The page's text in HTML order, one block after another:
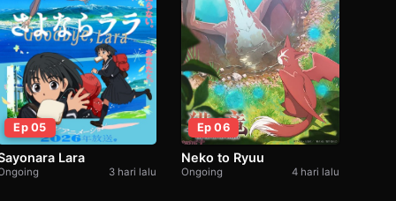
Ep 05
Lara
3 hari lalu
Ep 06
Neko to Ryuu
Ongoing 4 hari lalu